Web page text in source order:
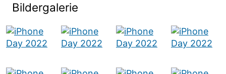
Bildergalerie